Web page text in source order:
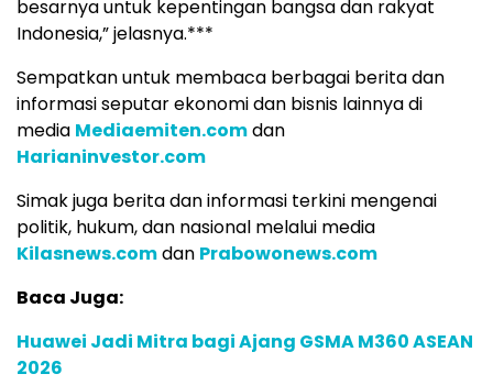
besarnya untuk kepentingan bangsa dan rakyat
Indonesia,” jelasnya.***
Sempatkan untuk membaca berbagai berita dan
informasi seputar ekonomi dan bisnis lainnya di
media Mediaemiten.comdan
Harianinvestor.com
Simak juga berita dan informasi terkini mengenai
politik, hukum, dan nasional melalui media
Kilasnews.comdan Prabowonews.com
Baca Juga:
Huawei Jadi Mitra bagi Ajang GSMA M360 ASEAN
2026